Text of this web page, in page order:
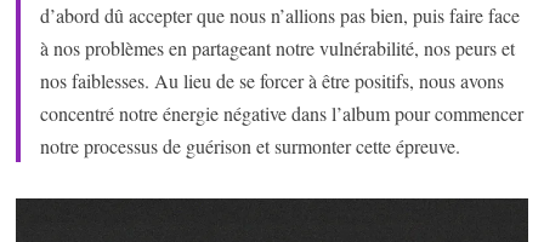
d’abord dû accepter que nous n’allions pas bien, puis faire face
à nos problèmes en partageant notre vulnérabilité, nos peurs et
nos faiblesses. Au lieu de se forcer à être positifs, nous avons
concentré notre énergie négative dans l’album pour commencer
notre processus de guérison et surmonter cette épreuve.